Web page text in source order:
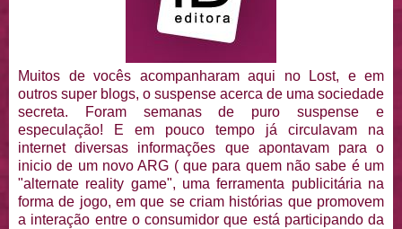
Muitos de vocês acompanharam aqui no Lost, e em
outros super blogs, o suspense acerca de uma sociedade
secreta. Foram semanas de puro suspense e
especulação! E em pouco tempo já circulavam na
internet diversas informações que apontavam para o
inicio de um novo ARG ( que para quem não sabe é um
"alternate reality game", uma ferramenta publicitária na
forma de jogo, em que se criam histórias que promovem
a interação entre o consumidor que está participando da